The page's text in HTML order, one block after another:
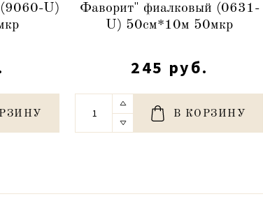
U)
Фаворит" фиалковый (0631-
U) 50см*10м 50мкр
245 руб.
В КОРЗИНУ